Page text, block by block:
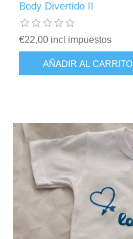
Body Divertido II
€22,00 incl impuestos
AÑADIR AL CARRITO